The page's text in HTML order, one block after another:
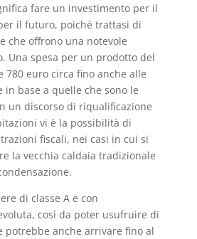
fare un investimento per il
il futuro, poiché trattasi di
che offrono una notevole
Una spesa per un prodotto del
780 euro circa fino anche alle
in base a quelle che sono le
un discorso di riqualificazione
vi è la possibilità di
fiscali, nei casi in cui si
la vecchia caldaia tradizionale
di classe A e con
così da poter usufruire di
potrebbe anche arrivare fino al